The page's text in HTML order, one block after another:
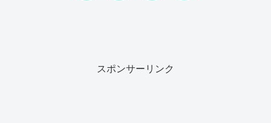
スポンサーリンク